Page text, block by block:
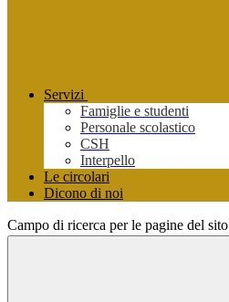
Servizi
Famiglie e studenti
Personale scolastico
CSH
Interpello
Le circolari
Dicono di noi
Campo di ricerca per le pagine del sito